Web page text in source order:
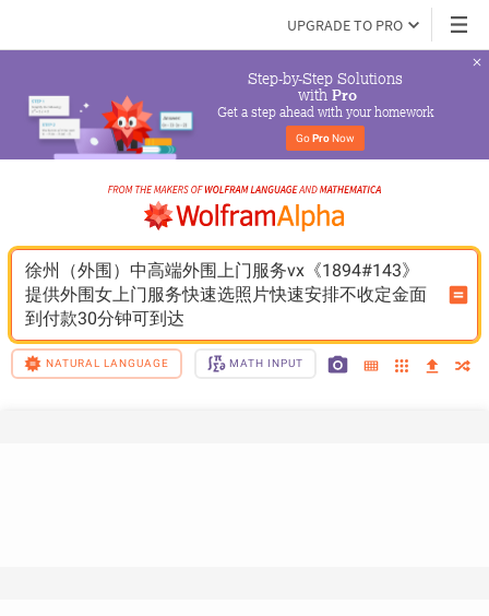
UPGRADE TO PRO
Step-by-Step Solutions
with Pro
Get a step ahead with your homework
Go Pro Now
徐州（外围）中高端外围上门服务vx《1894#143》
提供外围女上门服务快速选照片快速安排不收定金面
到付款30分钟可到达
NATURAL LANGUAGE MATH INPUT